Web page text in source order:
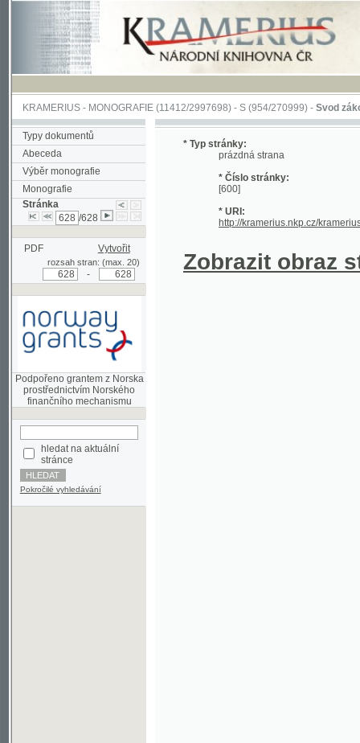
KRAMERIUS-MONOGRAFIE(11412/2997698) -S (954/270999)-Svod zákonův
Typy dokumentů
Abeceda
Výběr monografie
Monografie
Stránka
/628
PDF Vytvořit
rozsah stran: (max. 20)
Podpořeno grantem z Norska
prostřednictvím Norského
hledat na aktuální
stránce
Pokročilé vyhledávání
* Typ stránky:
prázdná strana
* Číslo stránky:
* URI: